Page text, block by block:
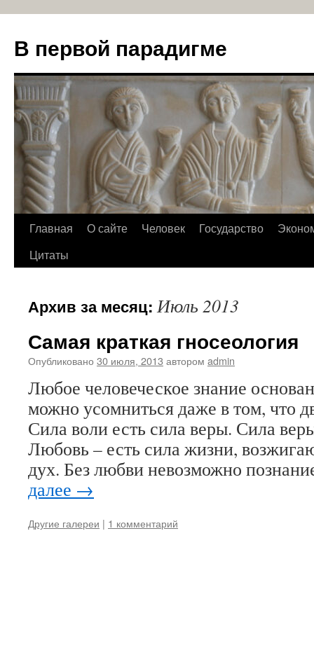
В первой парадигме
Перейти
Главная О сайте Человек Государство
Цитаты
Архив за месяц:Июль 2013
Самая краткая гносеология
Опубликовано 30 июля, 2013 автором admin
Любое человеческое знание
можно усомниться даже в том, что
Сила воли есть сила веры. Сила
Любовь – есть сила жизни,
дух. Без любви невозможно
далее →
Другие галереи | 1 комментарий